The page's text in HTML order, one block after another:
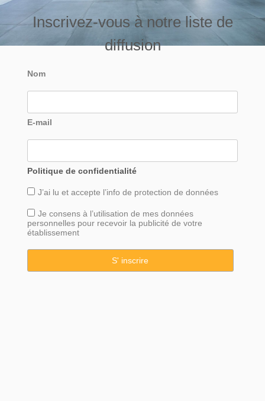
Inscrivez-vous à notre liste de
diffusion
Nom
E-mail
Politique de confidentialité
J’ai lu et accepte l’info de protection de données
Je consens à l’utilisation de mes données
personnelles pour recevoir la publicité de votre
établissement